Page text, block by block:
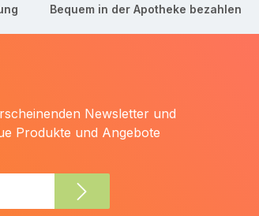
Bequem in der Apotheke bezahlen
Newsletter und
Produkte und Angebote